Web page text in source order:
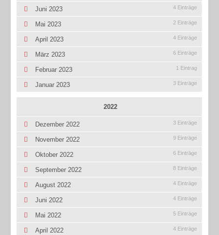
Juni 2023 4 Einträge
Mai 2023 2 Einträge
April 2023 4 Einträge
März 2023 6 Einträge
Februar 2023 1 Eintrag
Januar 2023 3 Einträge
2022
Dezember 2022 3 Einträge
November 2022 9 Einträge
Oktober 2022 6 Einträge
September 2022 8 Einträge
August 2022 4 Einträge
Juni 2022 4 Einträge
Mai 2022 5 Einträge
April 2022 4 Einträge